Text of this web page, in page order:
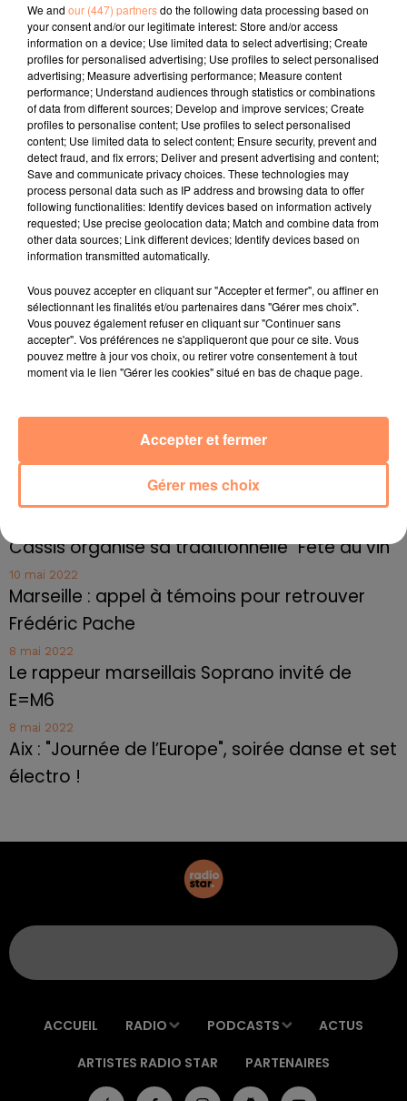
Les fiches de postes précisent que la gouvernante doit
être "énergique et souriante" et que la majordome doit
superviser toute l’équipe. Quant aux valets de pied, ils
devront tout simplement "ouvrir la porte à l’étudiante
dès que possible", dresser la table et servir les
plats. Quant aux salaires, ils tourneront autour de 30
000 livres (33 600 euros) par an. Ainsi entourée, la
jeune étudiante aura intérêt à revenir avec de bonnes
notes…
fil actus
Radio Star Live avec Dadju
27 juin 2022
Marseille : une application pour mettre en
relation extras et...
Le cocholed pour jouer à la pétanque
jusqu'au bout de la nuit !
Toulon : des quais électrifiés pour 2023 !
Cassis organise sa traditionnelle "Fête du vin"
10 mai 2022
Marseille : appel à témoins pour retrouver
Frédéric Pache
8 mai 2022
Le rappeur marseillais Soprano invité de
E=M6
8 mai 2022
Aix : "Journée de l’Europe", soirée danse et set
électro !
ACCUEIL RADIO PODCASTS ACTUS
ARTISTES RADIO STAR PARTENAIRES
We and our (447) partnersdo the following data processing based on
your consent and/or our legitimate interest: Store and/or access
information on a device; Use limited data to select advertising; Create
profiles for personalised advertising; Use profiles to select personalised
advertising; Measure advertising performance; Measure content
performance; Understand audiences through statistics or combinations
of data from different sources; Develop and improve services; Create
profiles to personalise content; Use profiles to select personalised
content; Use limited data to select content; Ensure security, prevent and
detect fraud, and fix errors; Deliver and present advertising and content;
Save and communicate privacy choices. These technologies may
process personal data such as IP address and browsing data to offer
following functionalities: Identify devices based on information actively
requested; Use precise geolocation data; Match and combine data from
other data sources; Link different devices; Identify devices based on
information transmitted automatically.
Vous pouvez accepter en cliquant sur "Accepter et fermer", ou affiner en
sélectionnant les finalités et/ou partenaires dans "Gérer mes choix".
Vous pouvez également refuser en cliquant sur "Continuer sans
accepter". Vos préférences ne s'appliqueront que pour ce site. Vous
pouvez mettre à jour vos choix, ou retirer votre consentement à tout
moment via le lien "Gérer les cookies" situé en bas de chaque page.
Gérer mes choix
Accepter et fermer